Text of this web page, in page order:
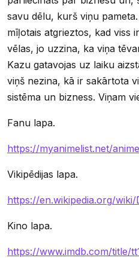
savu dēlu, kurš viņu
mīļotais atgrieztos, kad viss
vēlas, jo uzzina, ka viņa
Kazu gatavojas uz laiku
viņš nezina, kā ir sakārtota
sistēma un bizness. Viņam
Fanu lapa.
https://myanimelist.net/
Vikipēdijas lapa.
https://en.wikipedia.org/wiki/
Kino lapa.
https://www.imdb.com/title/